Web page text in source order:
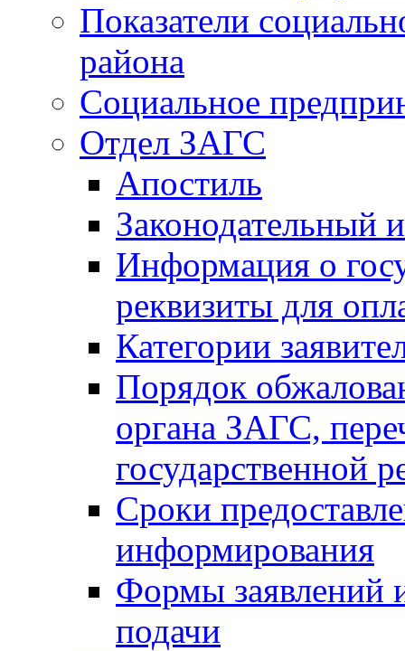
Показатели
района
Социальное
Отдел ЗАГС
Апостиль
Законодательный
Информация о
реквизиты для
Категории
Порядок
органа ЗАГС,
государственной
Сроки
информирования
Формы заявлений
подачи